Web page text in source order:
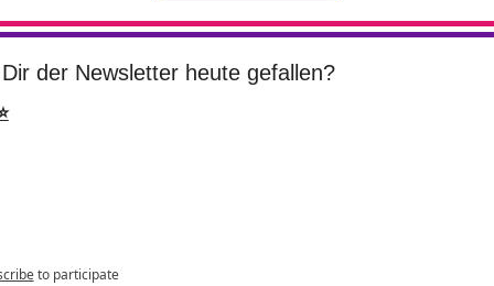
der Newsletter heute gefallen?
to participate